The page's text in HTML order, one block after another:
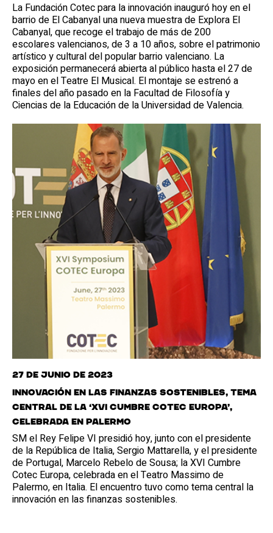
La Fundación Cotec para la innovación inauguró hoy en el
barrio de El Cabanyal una nueva muestra de Explora El
Cabanyal, que recoge el trabajo de más de 200
escolares valencianos, de 3 a 10 años, sobre el patrimonio
artístico y cultural del popular barrio valenciano. La
exposición permanecerá abierta al público hasta el 27 de
mayo en el Teatre El Musical. El montaje se estrenó a
finales del año pasado en la Facultad de Filosofía y
Ciencias de la Educación de la Universidad de Valencia.
27 de junio de 2023
Innovación en las finanzas sostenibles, tema
central de la ‘XVI Cumbre Cotec Europa’,
celebrada en Palermo
SM el Rey Felipe VI presidió hoy, junto con el presidente
de la República de Italia, Sergio Mattarella, y el presidente
de Portugal, Marcelo Rebelo de Sousa; la XVI Cumbre
Cotec Europa, celebrada en el Teatro Massimo de
Palermo, en Italia. El encuentro tuvo como tema central la
innovación en las finanzas sostenibles.